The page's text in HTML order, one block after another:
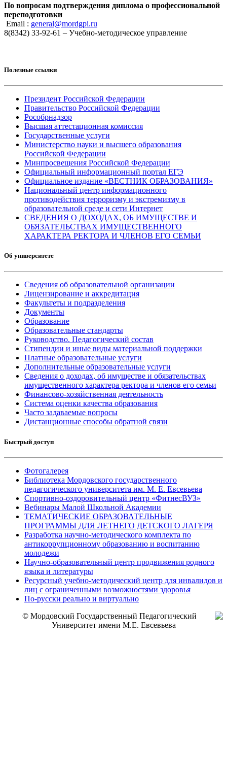
По вопросам подтверждения диплома о профессиональной
переподготовки
Email : general@mordgpi.ru
8(8342) 33-92-61 – Учебно-методическое управление
Полезные ссылки
Президент Российской Федерации
Правительство Российской Федерации
Рособрнадзор
Высшая аттестационная комиссия
Государственные услуги
Министерство науки и высшего образования
Российской Федерации
Минпросвещения Российской Федерации
Официальный информационный портал ЕГЭ
Официальное издание «ВЕСТНИК ОБРАЗОВАНИЯ»
Национальный центр информационного
противодействия терроризму и экстремизму в
образовательной среде и сети Интернет
СВЕДЕНИЯ О ДОХОДАХ, ОБ ИМУЩЕСТВЕ И
ОБЯЗАТЕЛЬСТВАХ ИМУЩЕСТВЕННОГО
ХАРАКТЕРА РЕКТОРА И ЧЛЕНОВ ЕГО СЕМЬИ
Об университете
Сведения об образовательной организации
Лицензирование и аккредитация
Факультеты и подразделения
Документы
Образование
Образовательные стандарты
Руководство. Педагогический состав
Стипендии и иные виды материальной поддержки
Платные образовательные услуги
Дополнительные образовательные услуги
Сведения о доходах, об имуществе и обязательствах
имущественного характера ректора и членов его семьи
Финансово-хозяйственная деятельность
Система оценки качества образования
Часто задаваемые вопросы
Дистанционные способы обратной связи
Быстрый доступ
Фотогалерея
Библиотека Мордовского государственного
педагогического университета им. М. Е. Евсевьева
Спортивно-оздоровительный центр «ФитнесВУЗ»
Вебинары Малой Школьной Академии
ТЕМАТИЧЕСКИЕ ОБРАЗОВАТЕЛЬНЫЕ
ПРОГРАММЫ ДЛЯ ЛЕТНЕГО ДЕТСКОГО ЛАГЕРЯ
Разработка научно-методического комплекта по
антикоррупционному образованию и воспитанию
молодежи
Научно-образовательный центр продвижения родного
языка и литературы
Ресурсный учебно-методический центр для инвалидов и
лиц с ограниченными возможностями здоровья
По-русски реально и виртуально
© Мордовский Государственный Педагогический
Университет имени М.Е. Евсевьева